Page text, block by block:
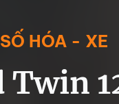
SỐ HÓA - XE